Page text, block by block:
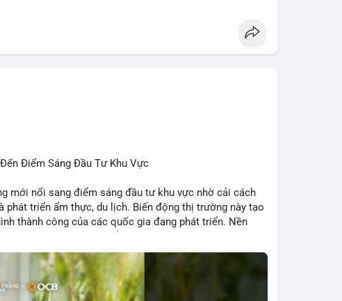
Chainlink, Litecoin, Tesla, UFC, Premier League,
THÔNG:
phiếu Clarity Act, IMF nói stablecoin địa phương tăng
lượng, người bán tăng.
tập trung vào stablecoin, theo dõi US legislation.
Điểm Sáng Đầu Tư Khu Vực
mới nổi sang điểm sáng đầu tư khu vực nhờ cải cách
phát triển ẩm thực, du lịch. Biến động thị trường này tạo
thành công của các quốc gia đang phát triển. Nền